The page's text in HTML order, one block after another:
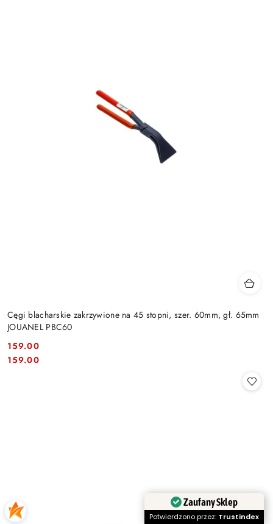
Cęgi blacharskie zakrzywione na 45 stopni, szer. 60mm, gł. 65mm
JOUANEL PBC60
Cena:
159.00
Cena:
159.00
Zaufany Sklep
Potwierdzono przez: Trustindex